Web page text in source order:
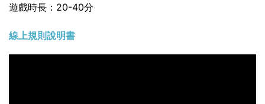
遊戲時長：20-40分
線上規則說明書